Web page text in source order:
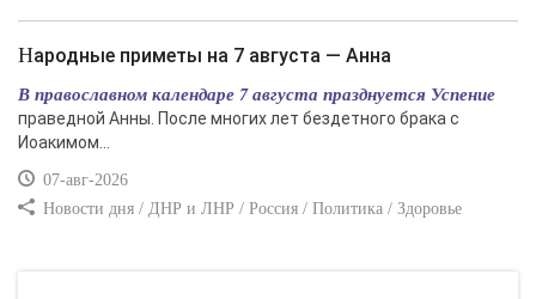
Народные приметы на 7 августа — Анна
В православном календаре 7 августа празднуется Успение
праведной Анны. После многих лет бездетного брака с
Иоакимом...
07-авг-2026
Новости дня / ДНР и ЛНР / Россия / Политика / Здоровье